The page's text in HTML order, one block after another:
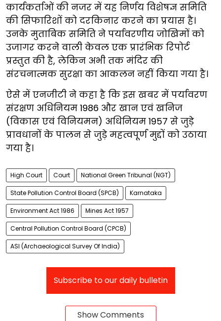
कार्यकर्ताओं की नजर में यह निर्णय विशेषज्ञ समिति
की सिफारिशों को दरकिनार करने का प्रयास है।
उनके मुताबिक समिति ने पर्यावरणीय जोखिमों को
उजागर करने वाली केवल एक प्रारंभिक रिपोर्ट
प्रस्तुत की है, लेकिन अभी तक मंदिर की
संरचनात्मक सुरक्षा का आकलन नहीं किया गया है।
ऐसे में एनजीटी ने कहा है कि इस खबर में पर्यावरण
संरक्षण अधिनियम 1986 और खान एवं खनिज
(विकास एवं विनियमन) अधिनियम 1957 से जुड़े
प्रावधानों के पालन से जुड़े महत्वपूर्ण मुद्दों को उठाया
गया है।
High Court Court National Green Tribunal (NGT)
State Pollution Control Board (SPCB) Karnataka
Environment Act 1986 Mines Act 1957
Central Pollution Control Board (CPCB)
ASI (Archaeological Survey Of India)
Subscribe to our daily bulletin
Show Comments